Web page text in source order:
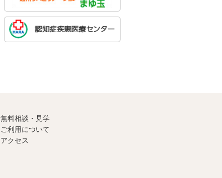
無料相談・見学
ご利用について
アクセス